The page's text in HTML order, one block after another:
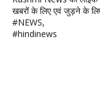
खबरों के लिए एवं जुड़ने के
#NEWS,
#hindinews